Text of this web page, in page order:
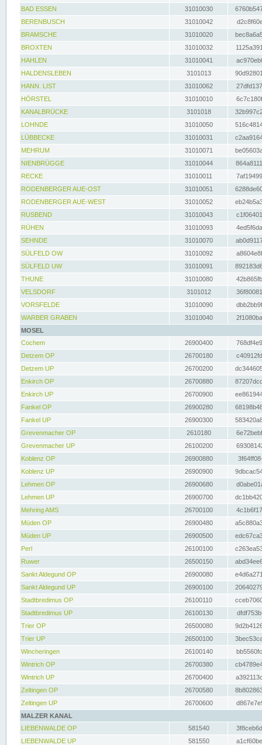
BAD ESSEN
31010030
BERENBUSCH
31010042
BRAMSCHE
31010020
BROXTEN
31010032
HAHLEN
31010041
HALDENSLEBEN
3101013
HANN. LIST
31010062
HÖRSTEL
31010010
KANALBRÜCKE
3101018
LOHNDE
31010050
LÜBBECKE
31010031
MEHRUM
31010071
NIENBRÜGGE
31010044
RECKE
31010011
RODENBERGER AUE-OST
31010051
RODENBERGER AUE-WEST
31010052
RUSBEND
31010043
RÜHEN
31010093
SEHNDE
31010070
SÜLFELD OW
31010092
SÜLFELD UW
31010091
THUNE
31010080
VELSDORF
3101012
VORSFELDE
31010090
WARBER GRABEN
31010040
MOSEL
Cochem
26900400
Detzem OP
26700180
Detzem UP
26700200
Enkirch OP
26700880
Enkirch UP
26700900
Fankel OP
26900280
Fankel UP
26900300
Grevenmacher OP
2610180
Grevenmacher UP
26100200
Koblenz OP
26900880
Koblenz UP
26900900
Lehmen OP
26900680
Lehmen UP
26900700
Mehring AMS
26700100
Müden OP
26900480
Müden UP
26900500
Perl
26100100
Ruwer
26500150
Sankt Aldegund OP
26900080
Sankt Aldegund UP
26900100
Stadtbredimus OP
26100110
Stadtbredimus UP
26100130
Trier OP
26500080
Trier UP
26500100
Wincheringen
26100140
Wintrich OP
26700380
Wintrich UP
26700400
Zeltingen OP
26700580
Zeltingen UP
26700600
MALZER KANAL
LIEBENWALDE OP
581540
LIEBENWALDE UP
581550